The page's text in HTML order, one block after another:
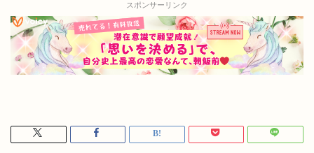
スポンサーリンク